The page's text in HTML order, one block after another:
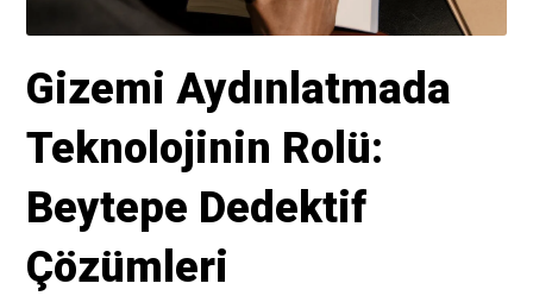
Gizemi Aydınlatmada
Teknolojinin Rolü:
Beytepe Dedektif
Çözümleri